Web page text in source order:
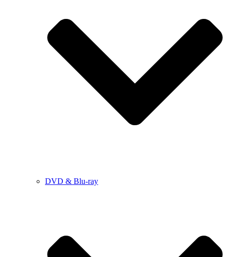
DVD & Blu-ray